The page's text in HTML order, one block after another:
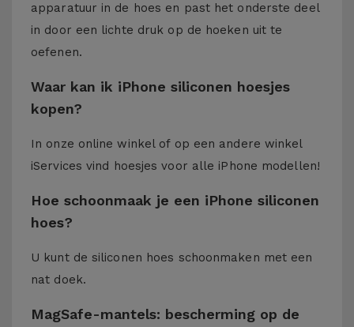
apparatuur in de hoes en past het onderste deel
in door een lichte druk op de hoeken uit te
oefenen.
Waar kan ik iPhone siliconen hoesjes
kopen?
In onze online winkel of op een andere winkel
iServices vind hoesjes voor alle iPhone modellen!
Hoe schoonmaak je een iPhone siliconen
hoes?
U kunt de siliconen hoes schoonmaken met een
nat doek.
MagSafe-mantels: bescherming op de